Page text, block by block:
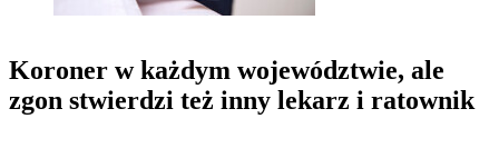
Koroner w każdym województwie, ale
zgon stwierdzi też inny lekarz i ratownik